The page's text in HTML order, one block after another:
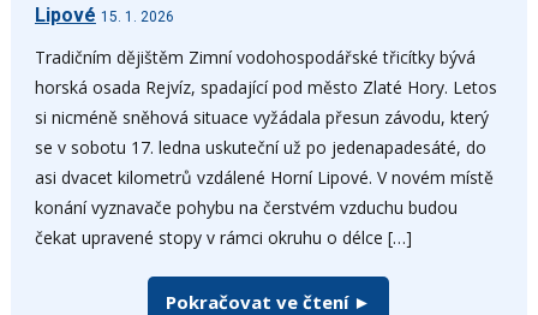
Lipové 15. 1. 2026
Tradičním dějištěm Zimní vodohospodářské třicítky bývá
horská osada Rejvíz, spadající pod město Zlaté Hory. Letos
si nicméně sněhová situace vyžádala přesun závodu, který
se v sobotu 17. ledna uskuteční už po jedenapadesáté, do
asi dvacet kilometrů vzdálené Horní Lipové. V novém místě
konání vyznavače pohybu na čerstvém vzduchu budou
čekat upravené stopy v rámci okruhu o délce […]
Pokračovat ve čtení ►